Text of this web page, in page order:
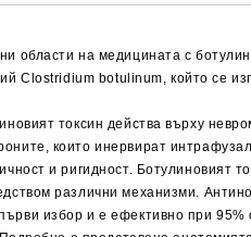
области на медицината с
Clostridium botulinum, който се
токсин действа върху
които инервират
и ригидност. Ботулиновият
различни механизми.
избор и е ефективно при